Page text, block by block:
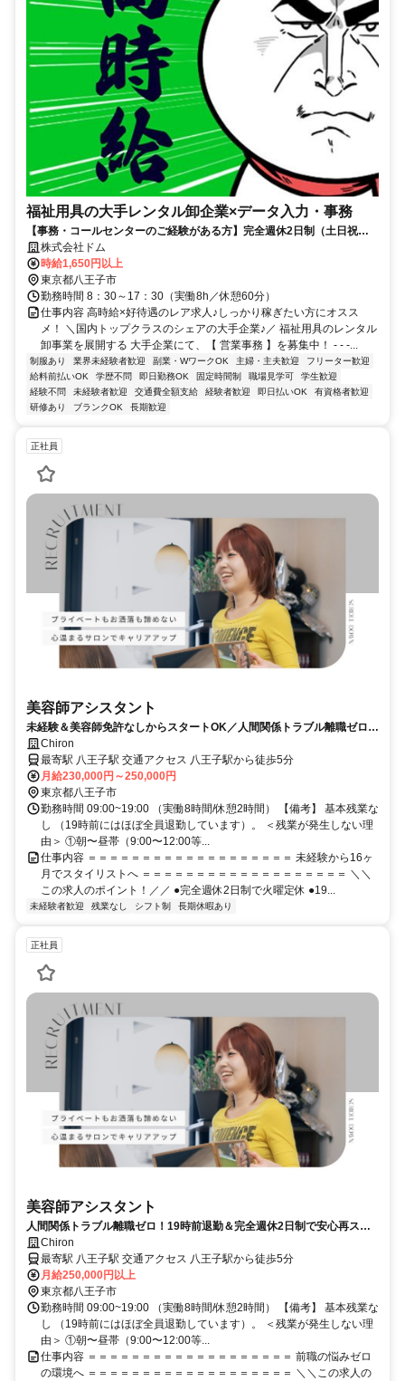
福祉用具の大手レンタル卸企業×データ入力・事務
【事務・コールセンターのご経験がある方】完全週休2日制（土日祝
休）｜賞与年２回｜前払い制度あり｜高時給｜御徒町駅徒歩3分・駅チ
カ
株式会社ドム
時給1,650円以上
東京都八王子市
勤務時間 8：30～17：30（実働8h／休憩60分）
仕事内容 高時給×好待遇のレア求人♪しっかり稼ぎたい方にオスス
メ！ ＼国内トップクラスのシェアの大手企業♪／ 福祉用具のレンタル
卸事業を展開する 大手企業にて、【 営業事務 】を募集中！ - - -...
制服あり 業界未経験者歓迎 副業・WワークOK 主婦・主夫歓迎
フリーター歓迎
給料前払いOK
学歴不問 即日勤務OK 固定時間制 職場見学可
学生歓迎
経験不問
未経験者歓迎 交通費全額支給 経験者歓迎 即日払いOK
有資格者歓迎
研修あり
ブランクOK 長期歓迎
正社員
美容師アシスタント
未経験＆美容師免許なしからスタートOK／人間関係トラブル離職ゼロ！
19時前退勤＆完全週休2日制＊16カ月でスタイリストへ！
Chiron
最寄駅 八王子駅 交通アクセス 八王子駅から徒歩5分
月給230,000円～250,000円
東京都八王子市
勤務時間 09:00~19:00 （実働8時間/休憩2時間） 【備考】 基本残業な
し （19時前にはほぼ全員退勤しています）。 ＜残業が発生しない理
由＞ ①朝〜昼帯（9:00〜12:00等...
仕事内容 ＝＝＝＝＝＝＝＝＝＝＝＝＝＝＝＝＝＝＝ 未経験から16ヶ
月でスタイリストへ ＝＝＝＝＝＝＝＝＝＝＝＝＝＝＝＝＝＝＝ ＼＼
この求人のポイント！／／ ●完全週休2日制で火曜定休 ●19...
未経験者歓迎 残業なし シフト制 長期休暇あり
正社員
美容師アシスタント
人間関係トラブル離職ゼロ！19時前退勤＆完全週休2日制で安心再スタ
ート／アイリスト兼任OK！
Chiron
最寄駅 八王子駅 交通アクセス 八王子駅から徒歩5分
月給250,000円以上
東京都八王子市
勤務時間 09:00~19:00 （実働8時間/休憩2時間） 【備考】 基本残業な
し （19時前にはほぼ全員退勤しています）。 ＜残業が発生しない理
由＞ ①朝〜昼帯（9:00〜12:00等...
仕事内容 ＝＝＝＝＝＝＝＝＝＝＝＝＝＝＝＝＝＝＝ 前職の悩みゼロ
の環境へ ＝＝＝＝＝＝＝＝＝＝＝＝＝＝＝＝＝＝＝ ＼＼この求人の